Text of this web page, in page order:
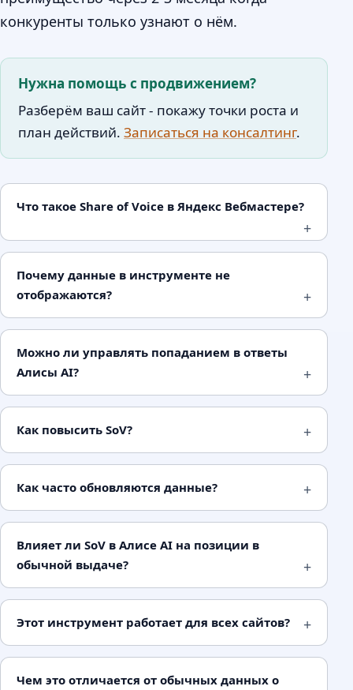
конкуренты только узнают о нём.
Нужна помощь с продвижением?
Разберём ваш сайт - покажу точки роста и
план действий. Записаться на консалтинг.
Что такое Share of Voice в Яндекс Вебмастере?
Почему данные в инструменте не
отображаются?
Можно ли управлять попаданием в ответы
Алисы AI?
Как повысить SoV?
Как часто обновляются данные?
Влияет ли SoV в Алисе AI на позиции в
обычной выдаче?
Этот инструмент работает для всех сайтов?
Чем это отличается от обычных данных о